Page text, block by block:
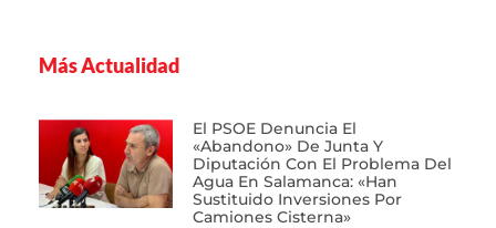
Más Actualidad
El PSOE Denuncia El
«abandono» De Junta Y
Diputación Con El Problema Del
Agua En Salamanca: «Han
Sustituido Inversiones Por
Camiones Cisterna»